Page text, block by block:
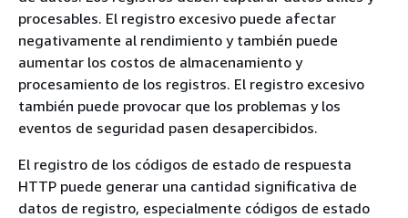
procesables. El registro excesivo puede afectar
negativamente al rendimiento y también puede
aumentar los costos de almacenamiento y
procesamiento de los registros. El registro excesivo
también puede provocar que los problemas y los
eventos de seguridad pasen desapercibidos.
El registro de los códigos de estado de respuesta
HTTP puede generar una cantidad significativa de
datos de registro, especialmente códigos de estado